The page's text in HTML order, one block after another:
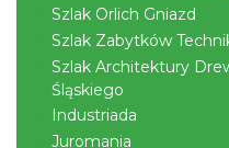
Szlak Orlich Gniazd
Szlak Zabytków
Szlak Architektury
Śląskiego
Industriada
Juromania